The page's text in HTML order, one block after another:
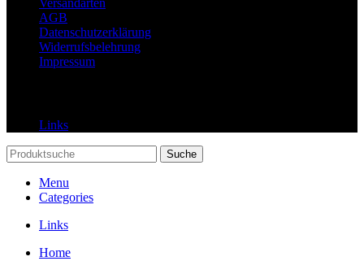
Versandarten
AGB
Datenschutzerklärung
Widerrufsbelehrung
Impressum
Links
Suche
Menu
Categories
Links
Home